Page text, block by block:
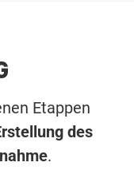
Etappen
des
.